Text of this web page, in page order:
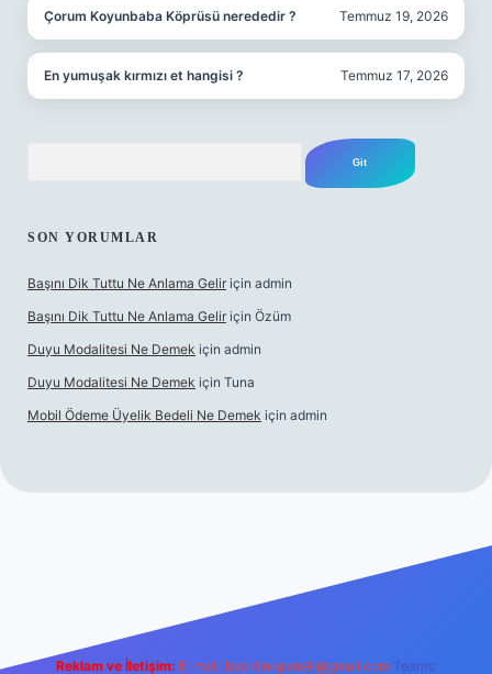
Çorum Koyunbaba Köprüsü nerededir ? Temmuz 19, 2026
En yumuşak kırmızı et hangisi ? Temmuz 17, 2026
SON YORUMLAR
Başını Dik Tuttu Ne Anlama Gelir için admin
Başını Dik Tuttu Ne Anlama Gelir için Özüm
Duyu Modalitesi Ne Demek için admin
Duyu Modalitesi Ne Demek için Tuna
Mobil Ödeme Üyelik Bedeli Ne Demek için admin
Reklam ve İletişim: E-mail: backlinkpaneli@gmail.com Teams: